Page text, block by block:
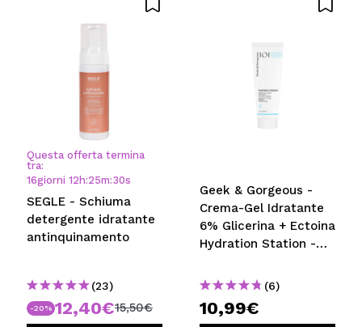
Questa offerta termina
tra:
16giorni 12h:25m:30s
SEGLE - Schiuma
detergente idratante
antinquinamento
(23)
-20% 12,40€15,50€
Geek & Gorgeous -
Crema-Gel Idratante
6% Glicerina + Ectoina
Hydration Station -
grasse
(6)
10,99€